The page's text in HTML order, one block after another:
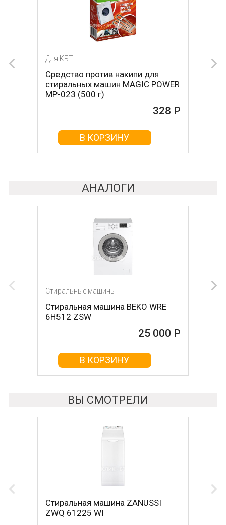
Для КБТ
Средство против накипи для
стиральных машин MAGIC POWER
MP-023 (500 г)
328 Р
В КОРЗИНУ
Для КБТ
Средство против накипи для
стиральных машин BON BN-023
(500 г)
161 Р
В КОРЗИНУ
АНАЛОГИ
Стиральные машины
Стиральная машина BEKO WRE
6H512 ZSW
25 000 Р
В КОРЗИНУ
Стиральные машины
Стиральная машина LG
F4J6VN0W
25 000 Р
В КОРЗИНУ
ВЫ СМОТРЕЛИ
Стиральная машина ZANUSSI
ZWQ 61225 WI